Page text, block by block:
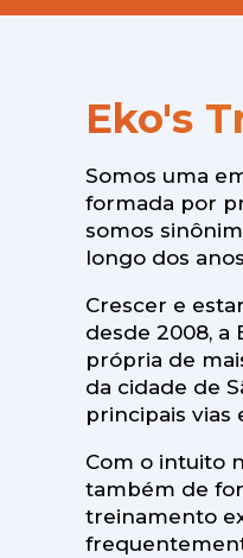
Eko's
Somos uma
formada por
somos
longo dos
Crescer e
desde 2008, a
própria de
da cidade de
principais vias
Com o intuito
também de
treinamento